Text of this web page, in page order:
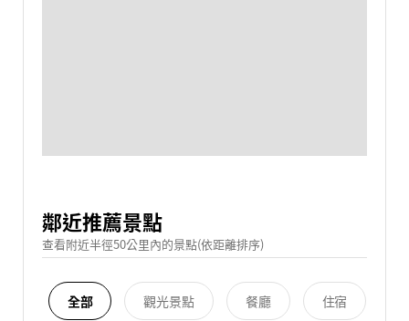
鄰近推薦景點
查看附近半徑50公里內的景點(依距離排序)
全部 觀光景點 餐廳 住宿